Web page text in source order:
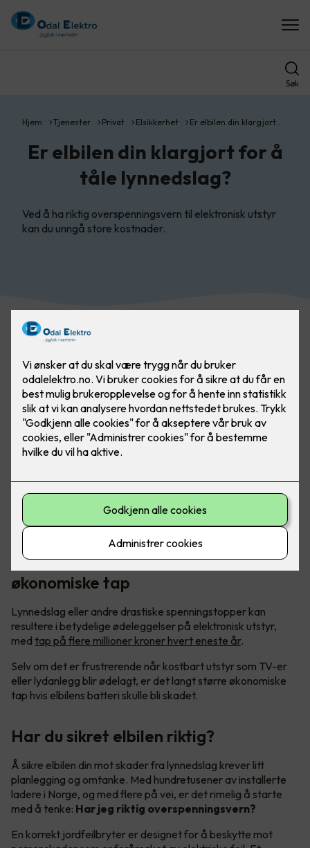
Søk
Hjem Tjenester Privat Elsikkerhet Er elbilen din klargjort…
Er elbilen din klargjort for å
tåle lynnedslag?
Ved å ha riktig overspenningsvern til elektronisk utstyr
kan du unngå store kostnader.
Mange velger å sikre verdifull elektronikk ved hjelp av et
såkalt finvern. Men hva gjør du med elbilen som står og lader
i garasjen?
Lynnedslag kan forårsake store
økonomiske tap
Lynnedslag eller andre drastiske spenningstopper kan
resultere i betydelige ødeleggelser på elektronisk utstyr,
med tap på flere millioner kroner hvert eneste år.
Selv om det er frustrerende når kostbart utstyr som TV-er
eller lydanlegg blir ødelagt, er det langt større økonomiske
tap hvis elbilens batteri skulle bli skadet.
Har du sikret elbilen riktig?
Å sikre elbilen din mot skader fra lynnedslag krever litt
planlegging og omtanke. Med hundretusener av installerte
ladere i Norge, og med flere på vei, er det rimelig å starte
med å tenke: Har jeg riktig overspenningsvern?
En korrekt jordfeilbryter er designet for å beskytte mot